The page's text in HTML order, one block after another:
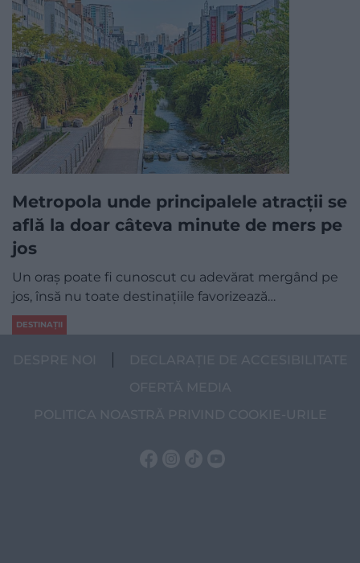
Metropola unde principalele atracții se
află la doar câteva minute de mers pe
jos
Un oraș poate fi cunoscut cu adevărat mergând pe
jos, însă nu toate destinațiile favorizează…
DESTINAȚII